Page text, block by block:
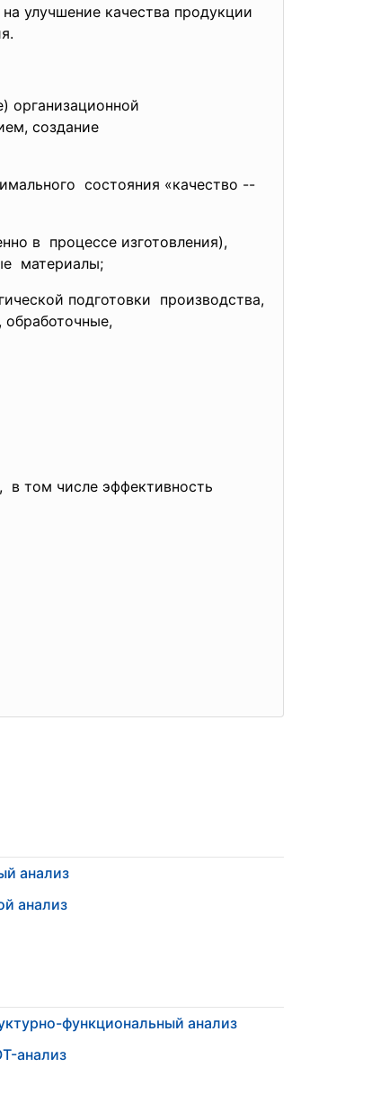
улучшение качества продукции
организационной
создание
состояния «качество --
в процессе изготовления),
материалы;
подготовки производства,
обработочные,
в том числе эффективность
анализ
анализ
функциональный анализ
анализ